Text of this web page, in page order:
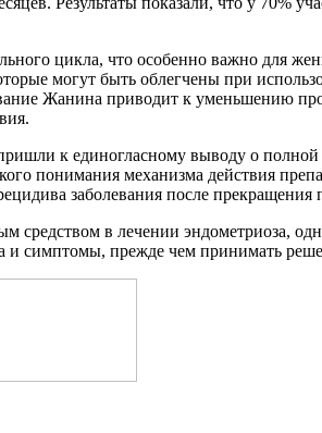
цикла, что особенно важно для
могут быть облегчены при
Жанина приводит к уменьшению
к единогласному выводу о
понимания механизма действия
заболевания после прекращения
в лечении эндометриоза,
симптомы, прежде чем принимать